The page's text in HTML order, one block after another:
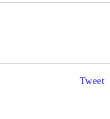
Tweet